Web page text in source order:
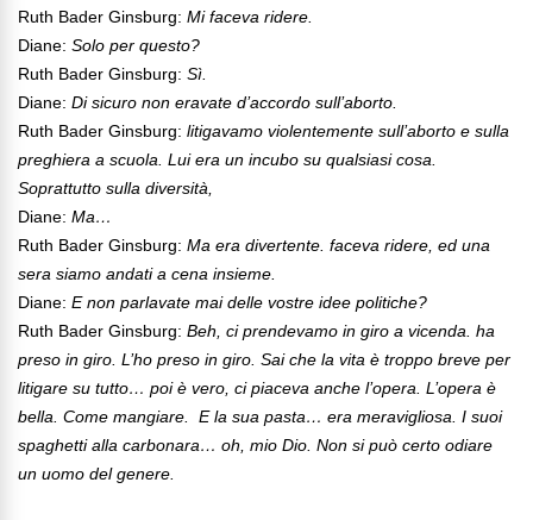
Ruth Bader Ginsburg: Mi faceva ridere.
Diane: Solo per questo?
Ruth Bader Ginsburg: Sì.
Diane: Di sicuro non eravate d’accordo sull’aborto.
Ruth Bader Ginsburg: litigavamo violentemente sull’aborto e sulla
preghiera a scuola. Lui era un incubo su qualsiasi cosa.
Soprattutto sulla diversità,
Diane: Ma…
Ruth Bader Ginsburg: Ma era divertente. faceva ridere, ed una
sera siamo andati a cena insieme.
Diane: E non parlavate mai delle vostre idee politiche?
Ruth Bader Ginsburg: Beh, ci prendevamo in giro a vicenda. ha
preso in giro. L’ho preso in giro. Sai che la vita è troppo breve per
litigare su tutto… poi è vero, ci piaceva anche l’opera. L’opera è
bella. Come mangiare.
E la sua pasta… era meravigliosa. I suoi
spaghetti alla carbonara… oh, mio Dio. Non si può certo odiare
un uomo del genere.